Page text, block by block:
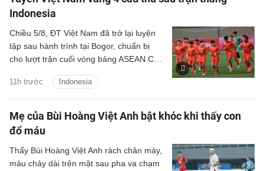
Indonesia
11h trước Indonesia
Chiều 5/8, ĐT Việt Nam đã trở lại luyện
tập sau hành trình tại Bogor, chuẩn bị
cho lượt trận cuối vòng bảng ASEAN Cup
Mẹ của Bùi Hoàng Việt Anh bật khóc khi thấy con
đổ máu
Thấy Bùi Hoàng Việt Anh rách chân mày,
máu chảy dài trên mặt sau pha va chạm